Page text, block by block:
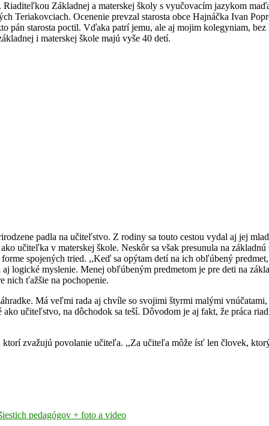
Základnej a materskej školy s vyučovacím jazykom
Teriakovciach. Ocenenie prevzal starosta obce Hajnáčka Ivan
starosta poctil. Vďaka patrí jemu, ale aj mojim kolegyniam,
i materskej škole majú vyše 40 detí.
padla na učiteľstvo. Z rodiny sa touto cestou vydal aj jej
učiteľka v materskej škole. Neskôr sa však presunula na
spojených tried. ,,Keď sa opýtam detí na ich obľúbený
logické myslenie. Menej obľúbeným predmetom je pre deti na
nich ťažšie na pochopenie.
Má veľmi rada aj chvíle so svojimi štyrmi malými
učiteľstvo, na dôchodok sa teší. Dôvodom je aj fakt, že práca
ktorí zvažujú povolanie učiteľa. ,,Za učiteľa môže ísť len človek,
pedagógov + foto a video